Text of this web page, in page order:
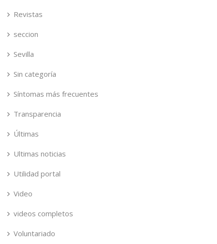
Revistas
seccion
Sevilla
Sin categoría
Síntomas más frecuentes
Transparencia
Últimas
Ultimas noticias
Utilidad portal
Video
videos completos
Voluntariado